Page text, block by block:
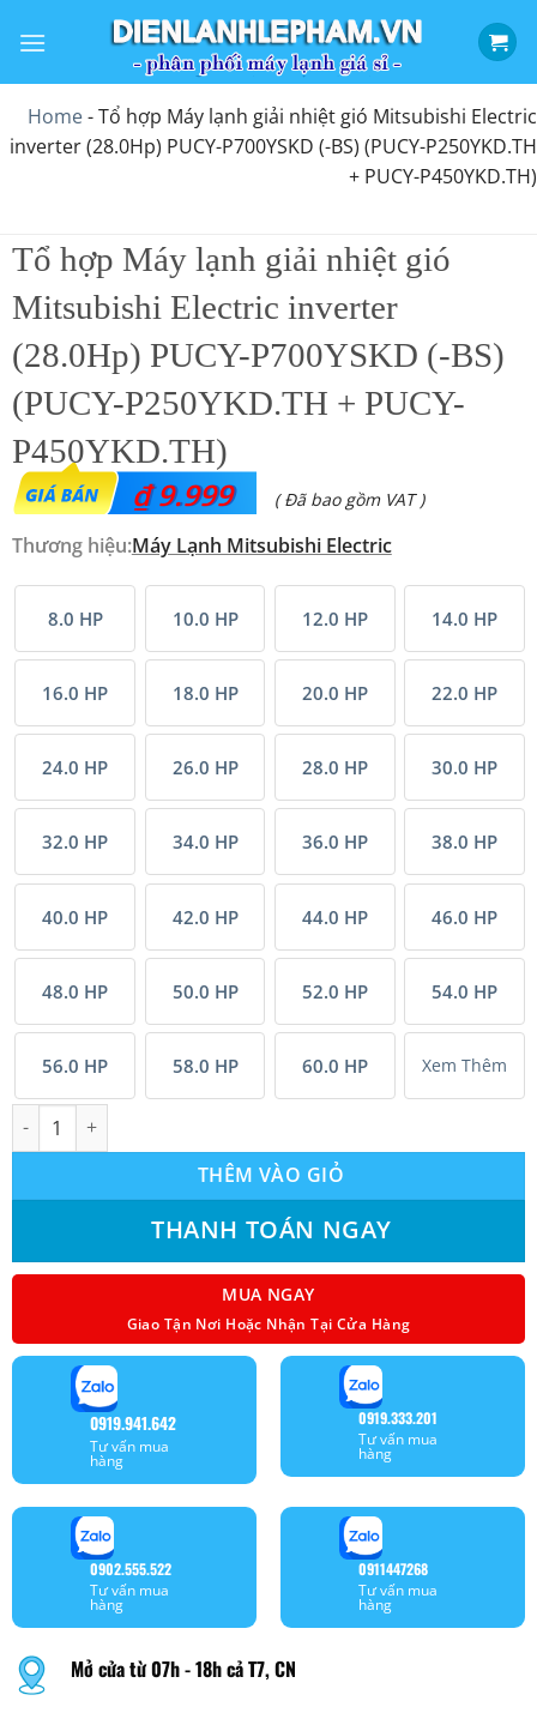
qua
dungHome-Tổ hợp Máy lạnh giải nhiệt gió Mitsubishi Electric
inverter (28.0Hp) PUCY-P700YSKD (-BS) (PUCY-P250YKD.TH
+ PUCY-P450YKD.TH)
Tổ hợp Máy lạnh giải nhiệt gió
Mitsubishi Electric inverter
(28.0Hp) PUCY-P700YSKD (-BS)
(PUCY-P250YKD.TH + PUCY-
P450YKD.TH)
₫9.999 ( Đã bao gồm VAT )
Thương hiệu:Máy Lạnh Mitsubishi Electric
8.0 HP 10.0 HP 12.0 HP 14.0 HP
16.0 HP 18.0 HP 20.0 HP 22.0 HP
24.0 HP 26.0 HP 28.0 HP 30.0 HP
32.0 HP 34.0 HP 36.0 HP 38.0 HP
40.0 HP 42.0 HP 44.0 HP 46.0 HP
48.0 HP 50.0 HP 52.0 HP 54.0 HP
56.0 HP 58.0 HP 60.0 HP Xem Thêm
Tổ hợp Máy lạnh giải nhiệt gió Mitsubishi Electric inverter
THÊM VÀO GIỎ
THANH TOÁN NGAY
MUA NGAY
Giao Tận Nơi Hoặc Nhận Tại Cửa Hàng
0919.941.642
Tư vấn mua
hàng
0919.333.201
Tư vấn mua
hàng
0902.555.522
Tư vấn mua
hàng
0911447268
Tư vấn mua
hàng
Mở cửa từ 07h - 18h cả T7, CN